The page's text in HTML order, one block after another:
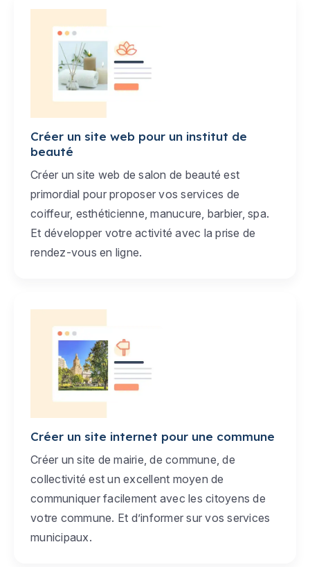
Créer un site web pour un institut de
beauté
Créer un site web de salon de beauté est
primordial pour proposer vos services de
coiffeur, esthéticienne, manucure, barbier, spa.
Et développer votre activité avec la prise de
rendez-vous en ligne.
Créer un site internet pour une commune
Créer un site de mairie, de commune, de
collectivité est un excellent moyen de
communiquer facilement avec les citoyens de
votre commune. Et d’informer sur vos services
municipaux.